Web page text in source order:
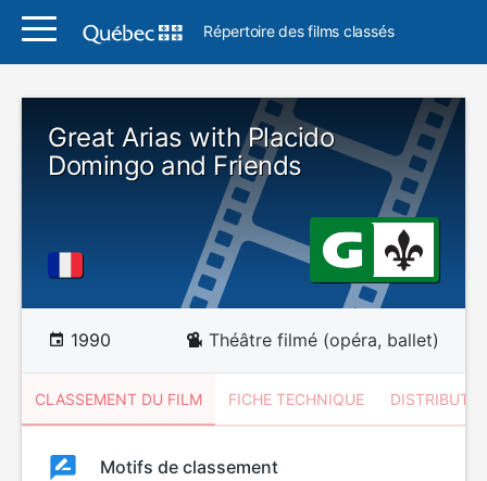
Répertoire des films classés
Great Arias with Placido
Domingo and Friends
1990 Théâtre filmé (opéra, ballet)
CLASSEMENT DU FILM FICHE TECHNIQUE
ClassementClassement
Motifs de classement